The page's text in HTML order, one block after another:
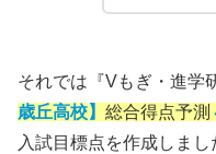
それでは『Vもぎ・進学
歳丘高校】 総合得点予測
入試目標点を作成しまし